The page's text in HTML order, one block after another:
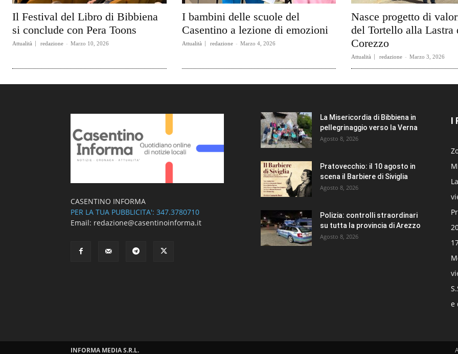
Il Festival del Libro di Bibbiena
si conclude con Pera Toons
Attualità redazione - Marzo 10, 2026
I bambini delle scuole del
Casentino a lezione di emozioni
Attualità redazione - Marzo 4, 2026
Nasce progetto di
del Tortello alla Lastra
Corezzo
Attualità redazione - Marzo 3, 2026
CASENTINO INFORMA
PER LA TUA PUBBLICITA': 347.3780710
Email: redazione@casentinoinforma.it
La Misericordia di Bibbiena in
pellegrinaggio verso la Verna
Agosto 8, 2026
Pratovecchio: il 10 agosto in
scena il Barbiere di Siviglia
Agosto 8, 2026
Polizia: controlli straordinari
su tutta la provincia di Arezzo
Agosto 8, 2026
I
e
INFORMA MEDIA S.R.L.